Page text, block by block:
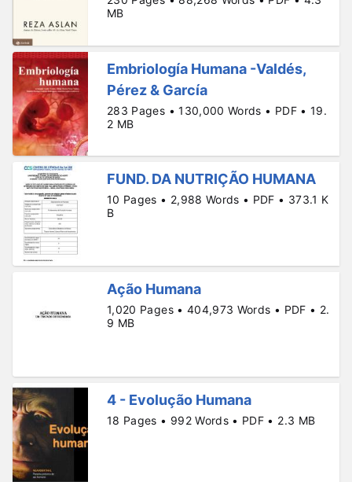
MB
Embriología Humana -Valdés,
Pérez & García
283 Pages • 130,000 Words • PDF • 19.
2 MB
FUND. DA NUTRIÇÃO HUMANA
10 Pages • 2,988 Words • PDF • 373.1 K
B
Ação Humana
1,020 Pages • 404,973 Words • PDF • 2.
9 MB
4 - Evolução Humana
18 Pages • 992 Words • PDF • 2.3 MB